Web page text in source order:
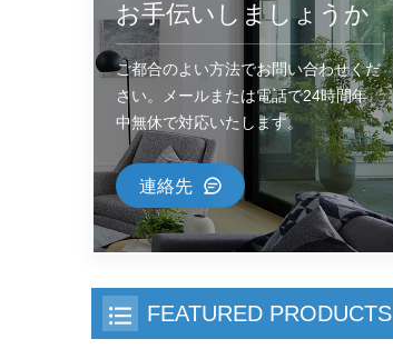
お手伝いしましょうか
ご都合のよい方法でお問い合わせくだ
さい。メールまたは電話で24時間年
中無休で対応いたします。
連絡先
FEATURED PRODUCTS